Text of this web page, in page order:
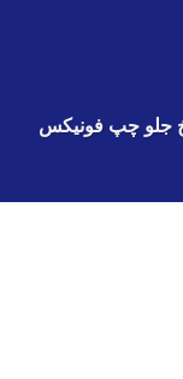
جلو چپ فونیکس